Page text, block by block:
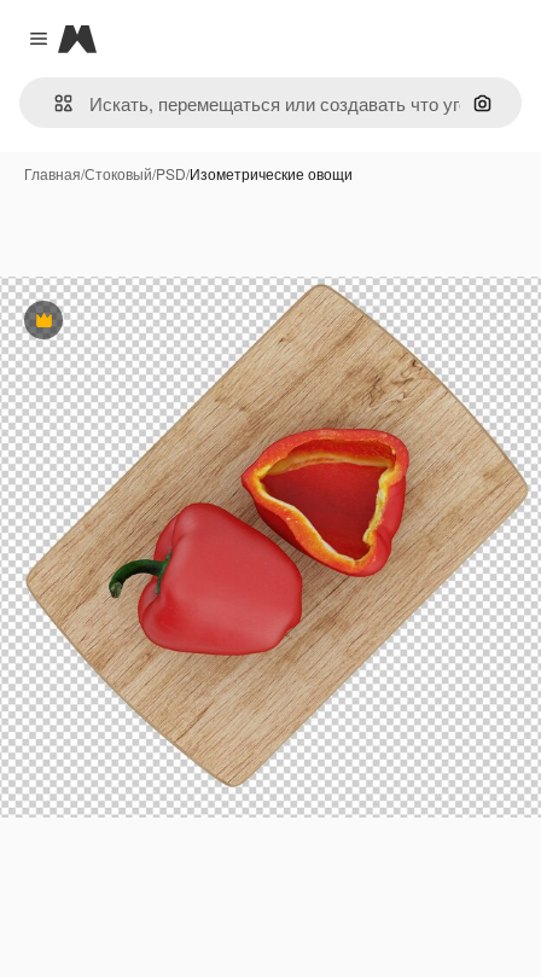
Close menu
Magnific
Поиск
Главная/Стоковый/PSD/Изометрические овощи
Премиум